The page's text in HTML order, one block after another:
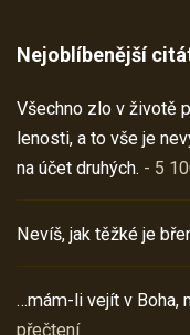
Nejoblíbenější
Všechno zlo v životě
lenosti, a to vše je
na účet druhých. - 5
Nevíš, jak těžké je
…mám-li vejít v Boha,
přečtení